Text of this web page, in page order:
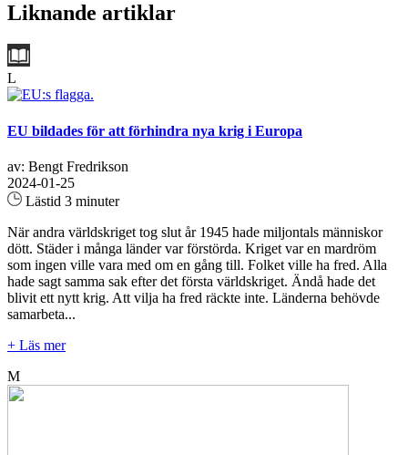
Liknande artiklar
L
EU bildades för att förhindra nya krig i Europa
av: Bengt Fredrikson
2024-01-25
Lästid 3 minuter
När andra världskriget tog slut år 1945 hade miljontals människor
dött. Städer i många länder var förstörda. Kriget var en mardröm
som ingen ville vara med om en gång till. Folket ville ha fred. Alla
hade sagt samma sak efter det första världskriget. Ändå hade det
blivit ett nytt krig. Att vilja ha fred räckte inte. Länderna behövde
samarbeta...
+ Läs mer
M